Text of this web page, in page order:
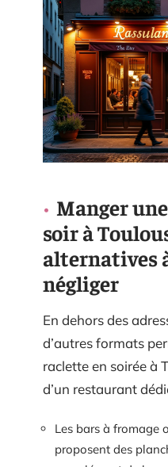
Manger
soir à
alternatives
négliger
En dehors des
d’autres formats
raclette en soirée à
d’un restaurant
Les bars à fromage
proposent des